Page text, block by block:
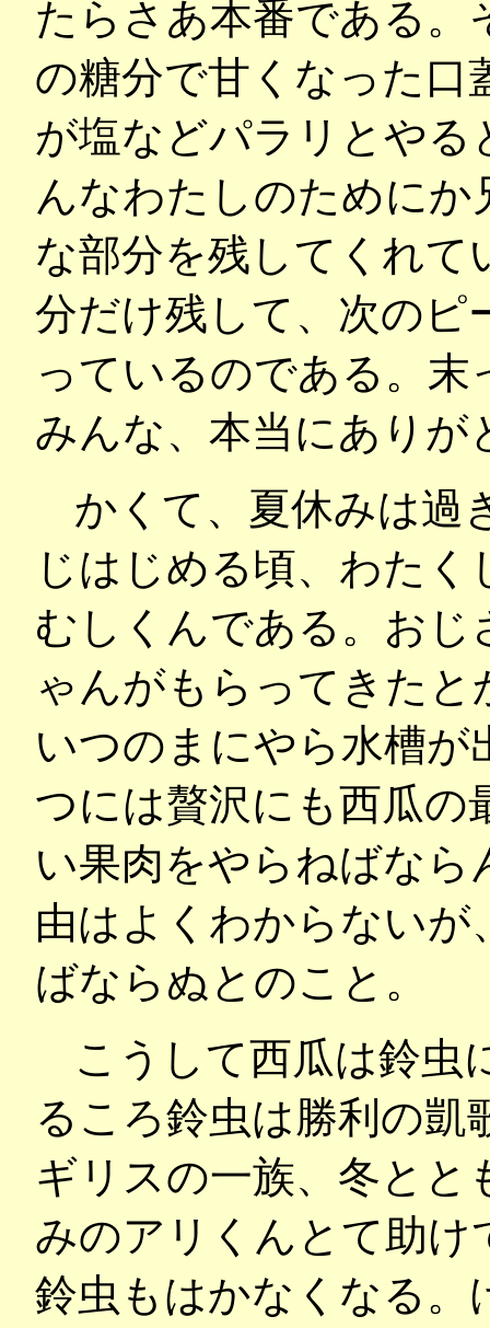
たらさあ本番である
の糖分で甘くなった口
が塩などパラリとや
んなわたしのために
な部分を残してくれて
分だけ残して、次のピ
っているのである。
みんな、本当にありが
かくて、夏休みは過
じはじめる頃、わた
むしくんである。お
ゃんがもらってきた
いつのまにやら水槽
つには贅沢にも西瓜の
い果肉をやらねばな
由はよくわからない
ばならぬとのこと。
こうして西瓜は鈴虫
るころ鈴虫は勝利の凱
ギリスの一族、冬とと
みのアリくんとて助
鈴虫もはかなくなる。